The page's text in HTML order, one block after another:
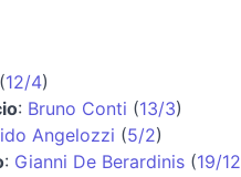
(12/4)
: Bruno Conti (13/3)
Angelozzi (5/2)
: Gianni De Berardinis (19/12